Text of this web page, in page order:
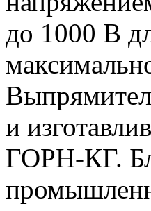
до 1000 В
и
ГОРН-КГ.